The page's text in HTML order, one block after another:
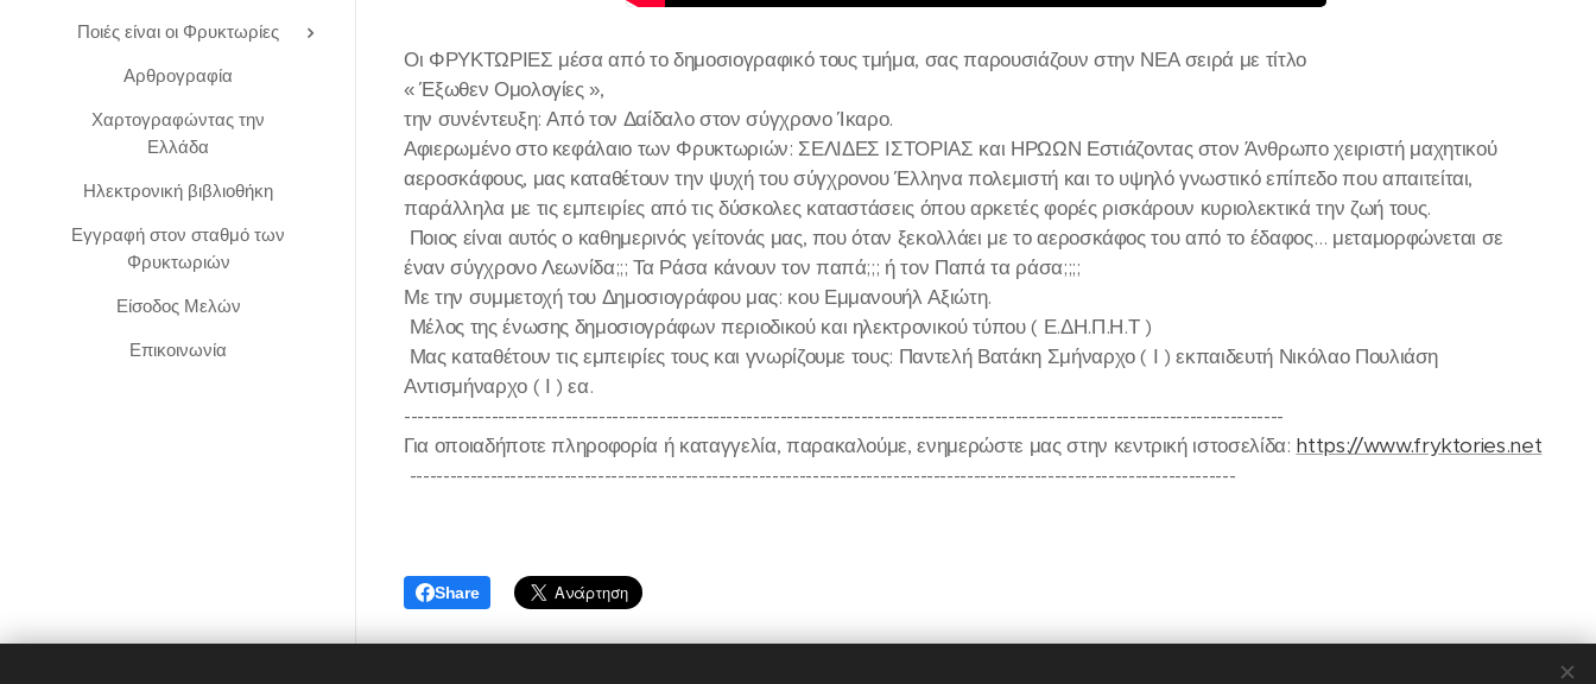
Ποιές είναι οι Φρυκτωρίες
Αρθρογραφία
Χαρτογραφώντας την
Ελλάδα
Ηλεκτρονική βιβλιοθήκη
Εγγραφή στον σταθμό των
Φρυκτωριών
Είσοδος Μελών
Επικοινωνία
Οι ΦΡΥΚΤΩΡΙΕΣ μέσα από το δημοσιογραφικό τους τμήμα, σας παρουσιάζουν στην ΝΕΑ σειρά με τίτλο
« Έξωθεν Ομολογίες »,
την συνέντευξη: Από τον Δαίδαλο στον σύγχρονο Ίκαρο.
Αφιερωμένο στο κεφάλαιο των Φρυκτωριών: ΣΕΛΙΔΕΣ ΙΣΤΟΡΙΑΣ και ΗΡΩΩΝ Εστιάζοντας στον Άνθρωπο χειριστή μαχητικού
αεροσκάφους, μας καταθέτουν την ψυχή του σύγχρονου Έλληνα πολεμιστή και το υψηλό γνωστικό επίπεδο που απαιτείται,
παράλληλα με τις εμπειρίες από τις δύσκολες καταστάσεις όπου αρκετές φορές ρισκάρουν κυριολεκτικά την ζωή τους.
Ποιος είναι αυτός ο καθημερινός γείτονάς μας, που όταν ξεκολλάει με το αεροσκάφος του από το έδαφος… μεταμορφώνεται σε
έναν σύγχρονο Λεωνίδα;;; Τα Ράσα κάνουν τον παπά;;; ή τον Παπά τα ράσα;;;;
Με την συμμετοχή του Δημοσιογράφου μας: κου Εμμανουήλ Αξιώτη.
Μέλος της ένωσης δημοσιογράφων περιοδικού και ηλεκτρονικού τύπου ( Ε.ΔΗ.Π.Η.Τ )
Μας καταθέτουν τις εμπειρίες τους και γνωρίζουμε τους: Παντελή Βατάκη Σμήναρχο ( Ι ) εκπαιδευτή Νικόλαο Πουλιάση
Αντισμήναρχο ( Ι ) εα.
-----------------------------------------------------------------------------------------------------------------------------------
Για οποιαδήποτε πληροφορία ή καταγγελία, παρακαλούμε, ενημερώστε μας στην κεντρική ιστοσελίδα: https://www.fryktories.net
---------------------------------------------------------------------------------------------------------------------------
Share